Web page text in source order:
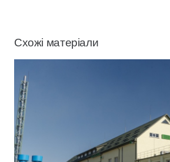
Схожі матеріали